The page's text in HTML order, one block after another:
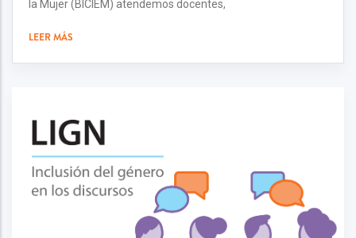
la Mujer (BICIEM) atendemos docentes,
LEER MÁS